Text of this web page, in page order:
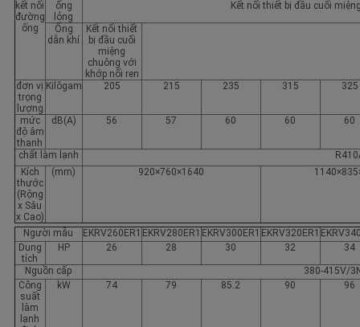
kết nối
đường
ống
ống
lỏng
Kết nối thiết bị đầu cuối
Ống
dẫn khí
Kết nối thiết
bị đầu cuối
miệng
chuông với
khớp nối ren
đơn vị
trọng
lượng
Kilôgam 205 215 235 315 325
mức
độ âm
thanh
dB(A) 56 57 60 60 60
chất làm lạnh
Kích
thước
(Rộng
x Sâu
x Cao)
(mm) 920×760×1640
Người mẫu EKRV260ER1 EKRV280ER1 EKRV300ER1 EKRV320ER1
Dung
tích
HP 26 28 30 32 34
Nguồn cấp
380-415V/
Công
suất
làm
lạnh
kW 74 79 85.2 90 96